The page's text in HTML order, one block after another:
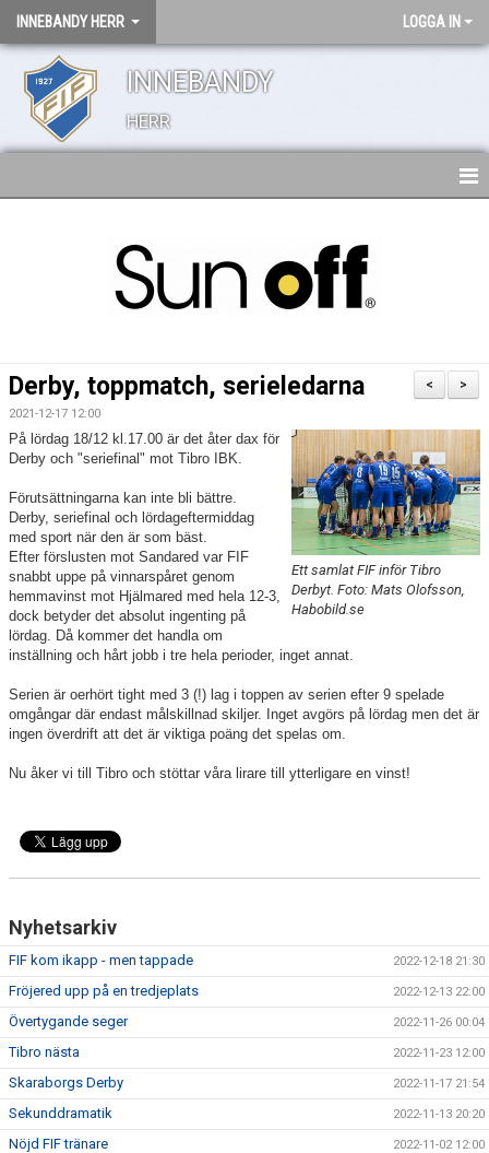
INNEBANDY HERR LOGGA IN
INNEBANDY
HERR
DOKUMENT
KONTAKT
TABELL & RESULTAT
MATCHER
>
<
Derby, toppmatch, serieledarna
2021-12-17 12:00
Ett samlat FIF inför Tibro
Derbyt. Foto: Mats Olofsson,
Habobild.se
På lördag 18/12 kl.17.00 är det åter dax för
Derby och "seriefinal" mot Tibro IBK.
Förutsättningarna kan inte bli bättre.
Derby, seriefinal och lördageftermiddag
med sport när den är som bäst.
Efter förslusten mot Sandared var FIF
snabbt uppe på vinnarspåret genom
hemmavinst mot Hjälmared med hela 12-3,
dock betyder det absolut ingenting på
lördag. Då kommer det handla om
inställning och hårt jobb i tre hela perioder, inget annat.
Serien är oerhört tight med 3 (!) lag i toppen av serien efter 9 spelade
omgångar där endast målskillnad skiljer. Inget avgörs på lördag men det är
ingen överdrift att det är viktiga poäng det spelas om.
Nu åker vi till Tibro och stöttar våra lirare till ytterligare en vinst!
Nyhetsarkiv
FIF kom ikapp - men tappade 2022-12-18 21:30
Fröjered upp på en tredjeplats 2022-12-13 22:00
Övertygande seger 2022-11-26 00:04
Tibro nästa 2022-11-23 12:00
Skaraborgs Derby 2022-11-17 21:54
Sekunddramatik 2022-11-13 20:20
Nöjd FIF tränare 2022-11-02 12:00